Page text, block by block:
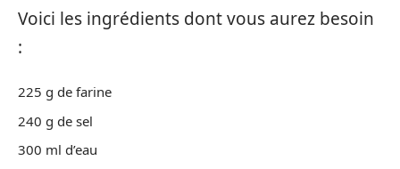
Voici les ingrédients dont vous aurez besoin
:
225 g de farine
240 g de sel
300 ml d’eau